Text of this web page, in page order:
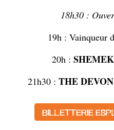
18h30 :
19h : Vainqueur
20h :
21h30 : THE
Billetterie